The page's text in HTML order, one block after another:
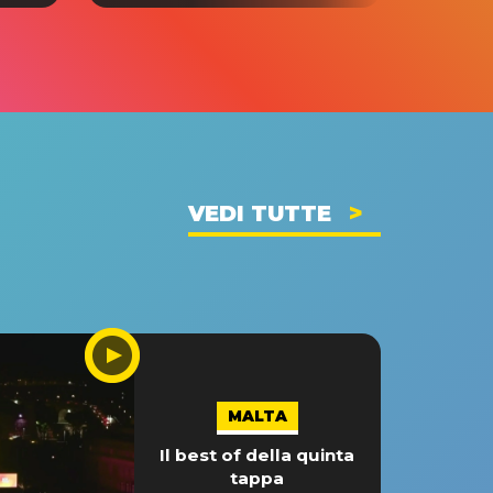
VEDI TUTTE
MALTA
Il best of della quinta
tappa